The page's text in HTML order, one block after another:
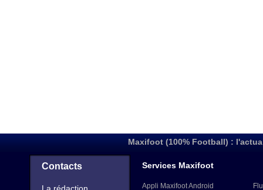
Maxifoot (100% Football) :
Contacts Services Maxifoot
Appli Maxifoot Android